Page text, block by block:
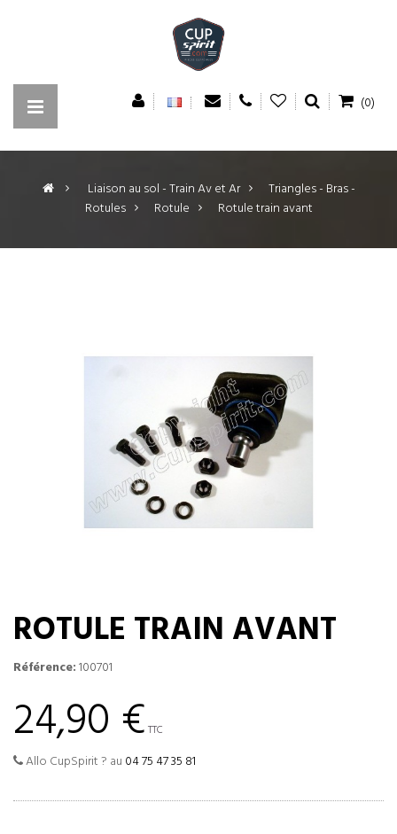
(0)
> Liaison au sol - Train Av et Ar >
Triangles - Bras -
Rotules > Rotule > Rotule train avant
ROTULE TRAIN AVANT
Référence:100701
24,90 € TTC
Allo CupSpirit ? au 04 75 47 35 81